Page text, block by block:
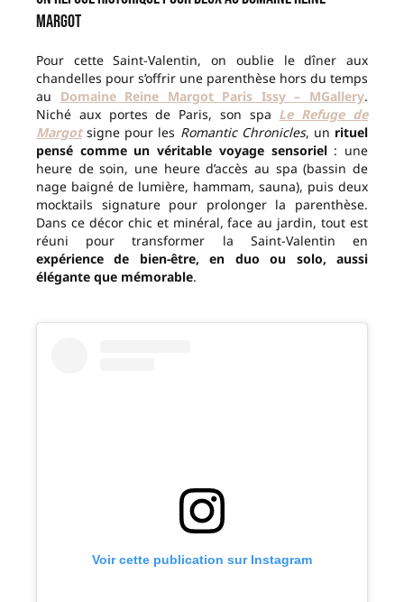
Margot
Pour cette Saint-Valentin, on oublie le dîner aux
chandelles pour s’offrir une parenthèse hors du temps
au Domaine Reine Margot Paris Issy – MGallery.
Niché aux portes de Paris, son spa Le Refuge de
Margot signe pour les Romantic Chronicles, un rituel
pensé comme un véritable voyage sensoriel : une
heure de soin, une heure d’accès au spa (bassin de
nage baigné de lumière, hammam, sauna), puis deux
mocktails signature pour prolonger la parenthèse.
Dans ce décor chic et minéral, face au jardin, tout est
réuni pour transformer la Saint-Valentin en
expérience de bien-être, en duo ou solo, aussi
élégante que mémorable.
Voir cette publication sur Instagram